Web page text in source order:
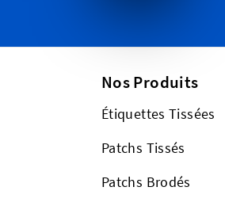
Nos Produits
Étiquettes Tissées
Patchs Tissés
Patchs Brodés